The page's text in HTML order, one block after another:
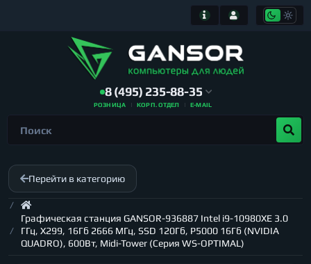
8 (495) 235-88-35
РОЗНИЦА КОРП. ОТДЕЛ E-MAIL
Перейти в категорию
Графическая станция GANSOR-936887 Intel i9-10980XE 3.0
ГГц, X299, 16Гб 2666 МГц, SSD 120Гб, P5000 16Гб (NVIDIA
QUADRO), 600Вт, Midi-Tower (Серия WS-OPTIMAL)